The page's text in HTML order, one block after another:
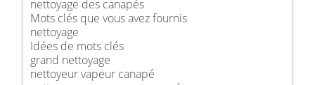
nettoyage des canapés
Mots clés que vous avez fournis
nettoyage
Idées de mots clés
grand nettoyage
nettoyeur vapeur canapé